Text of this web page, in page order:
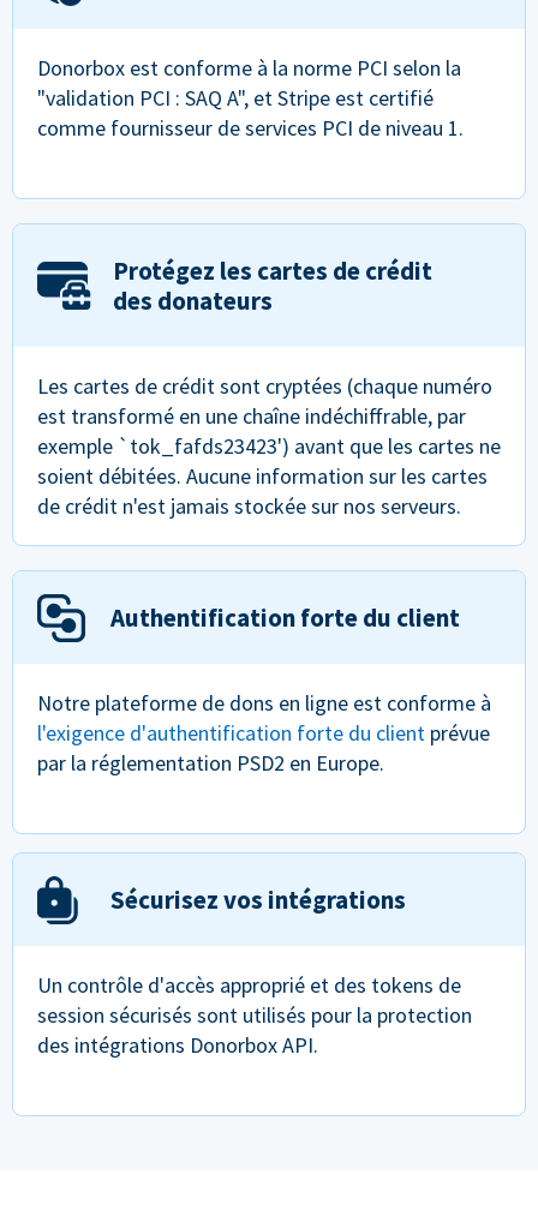
Donorbox est conforme à la norme PCI selon la
"validation PCI : SAQ A", et Stripe est certifié
comme fournisseur de services PCI de niveau 1.
Protégez les cartes de crédit
des donateurs
Les cartes de crédit sont cryptées (chaque numéro
est transformé en une chaîne indéchiffrable, par
exemple `tok_fafds23423') avant que les cartes ne
soient débitées. Aucune information sur les cartes
de crédit n'est jamais stockée sur nos serveurs.
Authentification forte du client
Notre plateforme de dons en ligne est conforme à
l'exigence d'authentification forte du client prévue
par la réglementation PSD2 en Europe.
Sécurisez vos intégrations
Un contrôle d'accès approprié et des tokens de
session sécurisés sont utilisés pour la protection
des intégrations Donorbox API.